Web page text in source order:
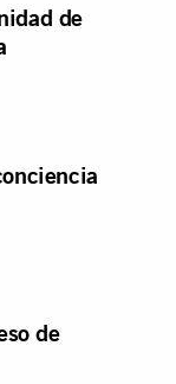
de
de